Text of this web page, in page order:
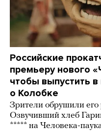
Российские
премьеру нового
чтобы выпустить
о Колобке
Зрители обрушили
Озвучивший хлеб
***** на Человека-